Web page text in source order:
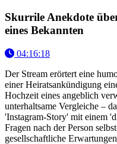
Skurrile Anekdote
eines Bekannten
04:16:18
Der Stream erörtert eine
einer Heiratsankündigung
Hochzeit eines angeblich
unterhaltsame Vergleiche –
'Instagram-Story' mit einem
Fragen nach der Person
gesellschaftliche